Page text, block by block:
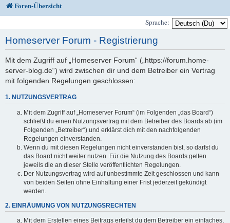
Foren-Übersicht
Sprache:
Homeserver Forum - Registrierung
Mit dem Zugriff auf „Homeserver Forum“ („https://forum.home-
server-blog.de“) wird zwischen dir und dem Betreiber ein Vertrag
mit folgenden Regelungen geschlossen:
1. NUTZUNGSVERTRAG
Mit dem Zugriff auf „Homeserver Forum“ (im Folgenden „das Board“)
schließt du einen Nutzungsvertrag mit dem Betreiber des Boards ab (im
Folgenden „Betreiber“) und erklärst dich mit den nachfolgenden
Regelungen einverstanden.
Wenn du mit diesen Regelungen nicht einverstanden bist, so darfst du
das Board nicht weiter nutzen. Für die Nutzung des Boards gelten
jeweils die an dieser Stelle veröffentlichten Regelungen.
Der Nutzungsvertrag wird auf unbestimmte Zeit geschlossen und kann
von beiden Seiten ohne Einhaltung einer Frist jederzeit gekündigt
werden.
2. EINRÄUMUNG VON NUTZUNGSRECHTEN
Mit dem Erstellen eines Beitrags erteilst du dem Betreiber ein einfaches,